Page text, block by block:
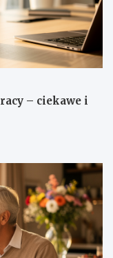
– ciekawe i